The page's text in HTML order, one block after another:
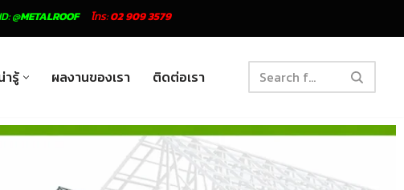
@METALROOF โทร: 02 909 3579
ารู้ ผลงานของเรา ติดต่อเรา